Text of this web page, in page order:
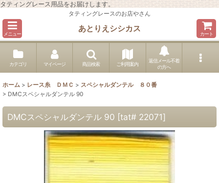
タティングレース用品をお届けします。
タティングレースのお店やさん
メニュー
あとりえシシカス
カート
カテゴリ マイページ 商品検索 ご利用案内
返信メール不着
の方へ
ホーム > レース糸 ＤＭＣ > スペシャルダンテル ８０番
> DMCスペシャルダンテル 90
DMCスペシャルダンテル 90 [tat# 22071]